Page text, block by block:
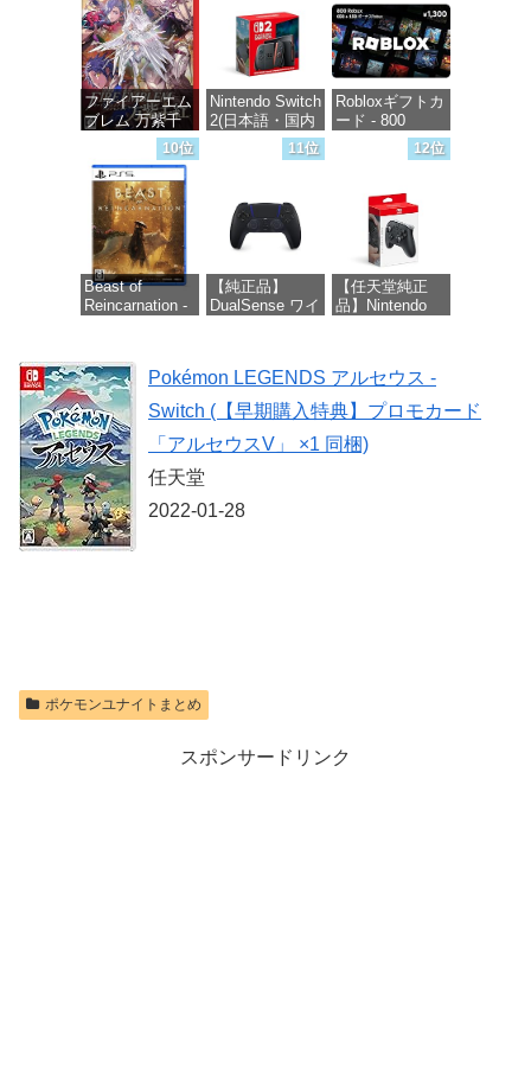
価格：¥4,400
256GB for
Nintendo Switch
2(サムスン マイ
クロSDエクス
プレスカード
256GB)
【Amazon.co.jp
限定特典】
Nintendo S
価格：¥9,400
ファイアーエム
ブレム 万紫千
紅 -Switch2
価格：¥8,979
Nintendo Switch
2(日本語・国内
Robloxギフトカ
ード - 800
Robux 【限定バ
ーチャルアイテ
【オンラインゲ
ームコード】
ロブロックス |
オンラインコー
ド版
価格：¥1,300
10位
Beast of
Reincarnation -
封入
価格：¥7,286
11位
【純正品】
DualSense ワイ
ク(CFI-
ZCT2J01)
価格：¥10,737
12位
【任天堂純正
品】Nintendo
価格：¥9,980
Pokémon LEGENDS アルセウス -
Switch (【早期購入特典】プロモカード
「アルセウスV」 ×1 同梱)
任天堂
2022-01-28
ポケモンユナイトまとめ
スポンサードリンク